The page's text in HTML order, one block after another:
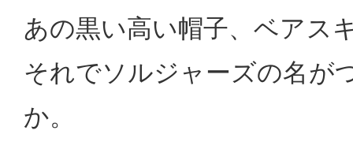
あの黒い高い帽子、ベアス
それでソルジャーズの名が
か。